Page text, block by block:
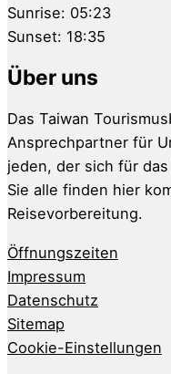
Sunrise: 05:23
Sunset: 18:35
Über uns
Das Taiwan
Ansprechpartner für
jeden, der sich für
Sie alle finden hier
Reisevorbereitung.
Öffnungszeiten
Impressum
Datenschutz
Sitemap
Cookie-Einstellungen